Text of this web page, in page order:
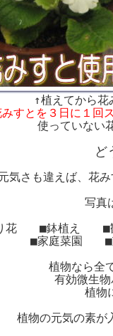
↑植えてから花
すとを３日に１回
使っていない
ど
気さも違えば、花
写真
花 ■鉢植え ■観
■家庭菜園 ■
植物なら全
有効微生
植物
植物の元気の素が